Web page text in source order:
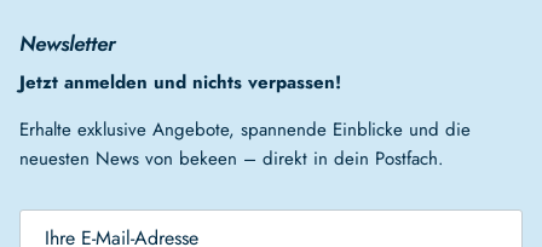
Newsletter
Jetzt anmelden und nichts verpassen!
Erhalte exklusive Angebote, spannende Einblicke und die
neuesten News von bekeen – direkt in dein Postfach.